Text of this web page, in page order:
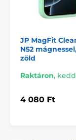
Egy darabból
Kompatibilis
Gombfedéllel
Könnyű
JP MagFit
N52
zöld
Raktáron,
4 080 Ft